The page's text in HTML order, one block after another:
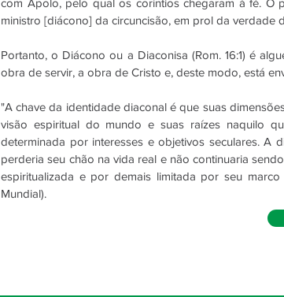
com Apolo, pelo qual os coríntios chegaram à fé. O
ministro [diácono] da circuncisão, em prol da verdade
Portanto, o Diácono ou a Diaconisa (Rom. 16:1) é
obra de servir, a obra de Cristo e, deste modo, está
"A chave da identidade diaconal é que suas
visão espiritual do mundo e suas raízes naquilo
determinada por interesses e objetivos seculares. A
perderia seu chão na vida real e não continuaria
espiritualizada e por demais limitada por seu
Mundial).